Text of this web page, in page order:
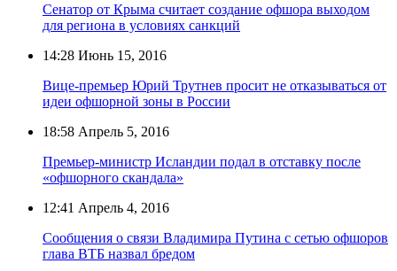
Сенатор от Крыма считает создание офшора выходом
для региона в условиях санкций
14:28 Июнь 15, 2016
Вице-премьер Юрий Трутнев просит не отказываться от
идеи офшорной зоны в России
18:58 Апрель 5, 2016
Премьер-министр Исландии подал в отставку после
«офшорного скандала»
12:41 Апрель 4, 2016
Сообщения о связи Владимира Путина с сетью офшоров
глава ВТБ назвал бредом